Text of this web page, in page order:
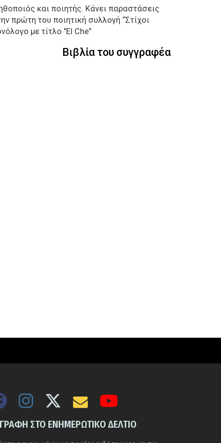
και ποιητής. Κάνει παραστάσεις
πρώτη του ποιητική συλλογή “Στίχοι
με τίτλο "El Che"
Βιβλία του συγγραφέα
ΣΤΟ ΕΝΗΜΕΡΩΤΙΚΟ ΔΕΛΤΙΟ